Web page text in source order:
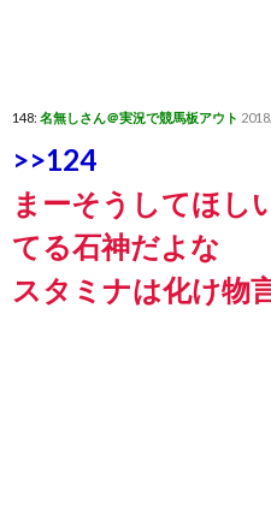
148: 名無しさん＠実況で競馬板アウト
>>124
まーそうしてほし
てる石神だよな
スタミナは化け物